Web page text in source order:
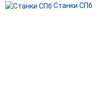
Станки СПб